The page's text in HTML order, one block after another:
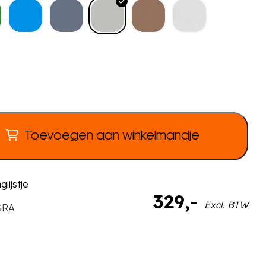
329,- Excl. BTW
Toevoegen aan winkelmandje